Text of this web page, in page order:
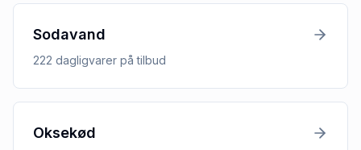
Sodavand
222 dagligvarer på tilbud
Oksekød